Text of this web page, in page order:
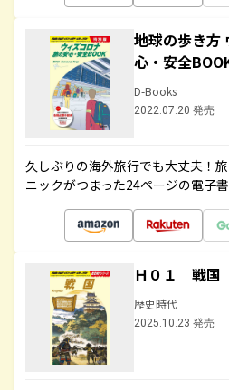
地球の歩き方
心・安全
D-Books
2022.07.20 発売
久しぶりの海外旅行でも大丈夫！
ニックがつまった24ページの電子
Ｈ０１ 戦国
歴史時代
2025.10.23 発売